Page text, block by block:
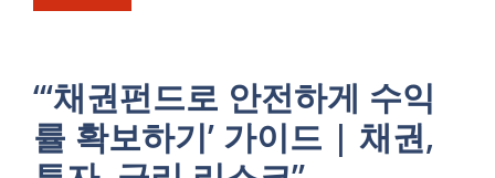
“‘채권펀드로 안전하게 수익
률 확보하기’ 가이드 | 채권,